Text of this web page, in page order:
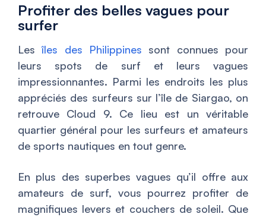
Profiter des belles vagues pour
surfer
Lesîles des Philippines sont connues pour
leurs spots de surf et leurs vagues
impressionnantes. Parmi les endroits les plus
appréciés des surfeurs sur l’île de Siargao, on
retrouve Cloud 9. Ce lieu est un véritable
quartier général pour les surfeurs et amateurs
de sports nautiques en tout genre.
En plus des superbes vagues qu’il offre aux
amateurs de surf, vous pourrez profiter de
magnifiques levers et couchers de soleil. Que